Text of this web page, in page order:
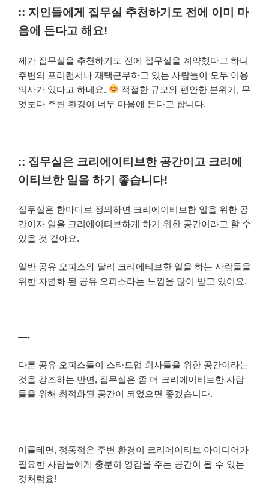
:: 지인들에게 집무실 추천하기도 전에 이미 마
음에 든다고 해요!
제가 집무실을 추천하기도 전에 집무실을 계약했다고 하니
주변의 프리랜서나 재택근무하고 있는 사람들이 모두 이용
의사가 있다고 하네요.
적절한 규모와 편안한 분위기, 무
엇보다 주변 환경이 너무 마음에 든다고 합니다.
:: 집무실은 크리에이티브한 공간이고 크리에
이티브한 일을 하기 좋습니다!
집무실은 한마디로 정의하면 크리에이티브한 일을 위한 공
간이자 일을 크리에이티브하게 하기 위한 공간이라고 할 수
있을 것 같아요.
일반 공유 오피스와 달리 크리에티브한 일을 하는 사람들을
위한 차별화 된 공유 오피스라는 느낌을 많이 받고 있어요.
—-
다른 공유 오피스들이 스타트업 회사들을 위한 공간이라는
것을 강조하는 반면, 집무실은 좀 더 크리에이티브한 사람
들을 위해 최적화된 공간이 되었으면 좋겠습니다.
이를테면, 정동점은 주변 환경이 크리에이티브 아이디어가
필요한 사람들에게 충분히 영감을 주는 공간이 될 수 있는
것처럼요!